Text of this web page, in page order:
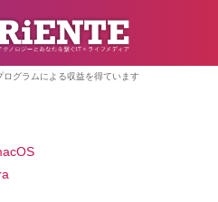
グラムによる収益を得ています